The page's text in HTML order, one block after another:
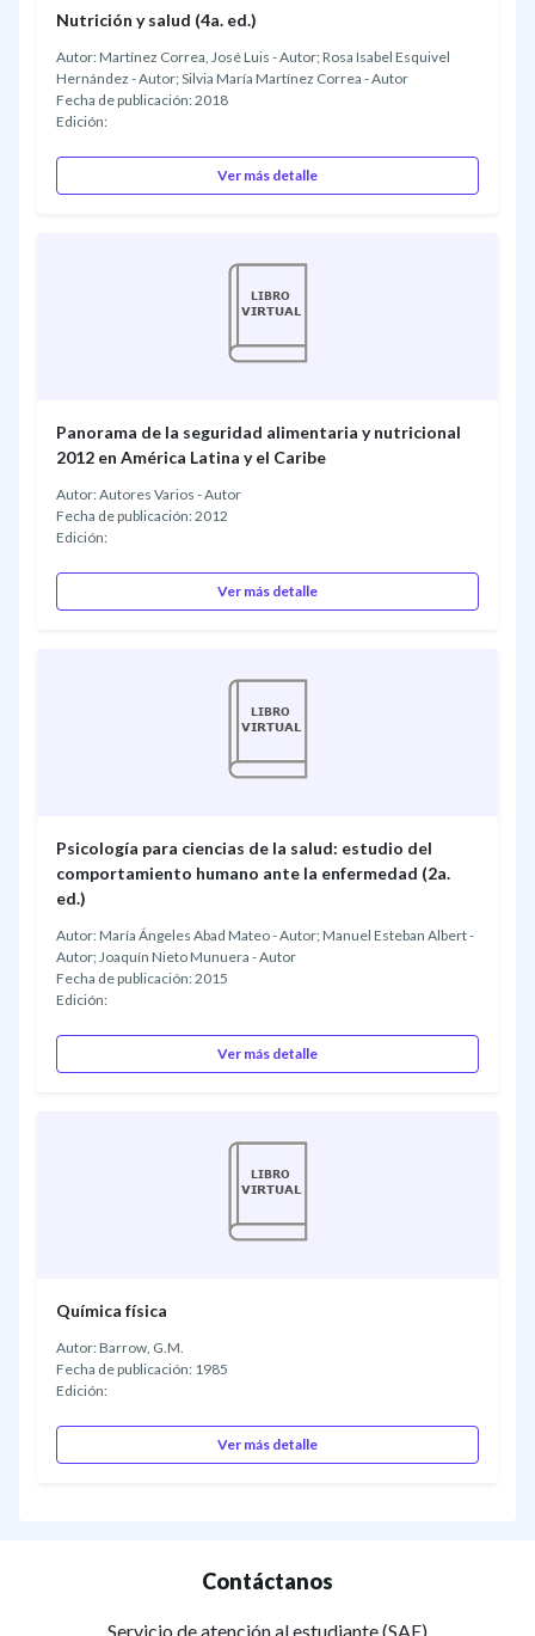
Nutrición y salud (4a. ed.)
Autor: Martínez Correa, José Luis - Autor; Rosa Isabel Esquivel
Hernández - Autor; Silvia María Martínez Correa - Autor
Fecha de publicación: 2018
Edición:
Ver más detalle
Panorama de la seguridad alimentaria y nutricional
2012 en América Latina y el Caribe
Autor: Autores Varios - Autor
Fecha de publicación: 2012
Edición:
Ver más detalle
Psicología para ciencias de la salud: estudio del
comportamiento humano ante la enfermedad (2a.
ed.)
Autor: María Ángeles Abad Mateo - Autor; Manuel Esteban Albert -
Autor; Joaquín Nieto Munuera - Autor
Fecha de publicación: 2015
Edición:
Ver más detalle
Química física
Autor: Barrow, G.M.
Fecha de publicación: 1985
Edición:
Ver más detalle
Contáctanos
Servicio de atención al estudiante (SAE)